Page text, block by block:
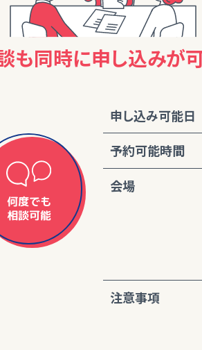
も同時に申し込みが
何度でも
相談可能
申し込み可能日
予約可能時間
会場
注意事項